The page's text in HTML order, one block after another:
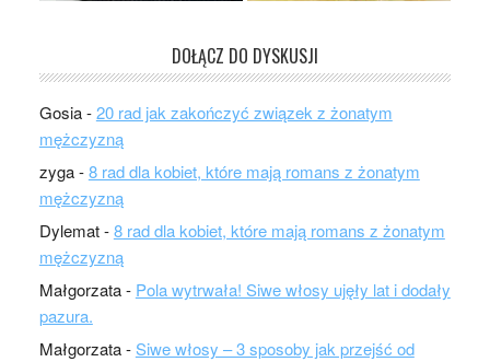
DOŁĄCZ DO DYSKUSJI
Gosia-20 rad jak zakończyć związek z żonatym
mężczyzną
zyga-8 rad dla kobiet, które mają romans z żonatym
mężczyzną
Dylemat-8 rad dla kobiet, które mają romans z żonatym
mężczyzną
Małgorzata- Pola wytrwała! Siwe włosy ujęły lat i dodały
pazura.
Małgorzata-Siwe włosy – 3 sposoby jak przejść od